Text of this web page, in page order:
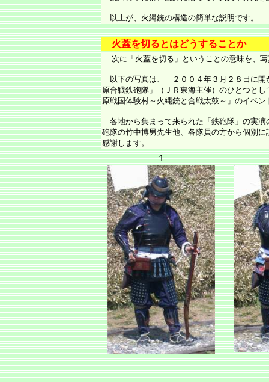
以上が、火縄銃の構造の簡単な説明です。
火蓋を切るとはどうすることか
次に「火蓋を切る」ということの意味を、
以下の写真は、 ２００４年３月２８日に開
原合戦鉄砲隊」（ＪＲ東海主催）のひとつと
原戦国体験村～火縄銃と合戦太鼓～」のイベ
各地から集まって来られた「鉄砲隊」の実
砲隊の竹中博男先生他、各隊員の方から個別
感謝します。
１